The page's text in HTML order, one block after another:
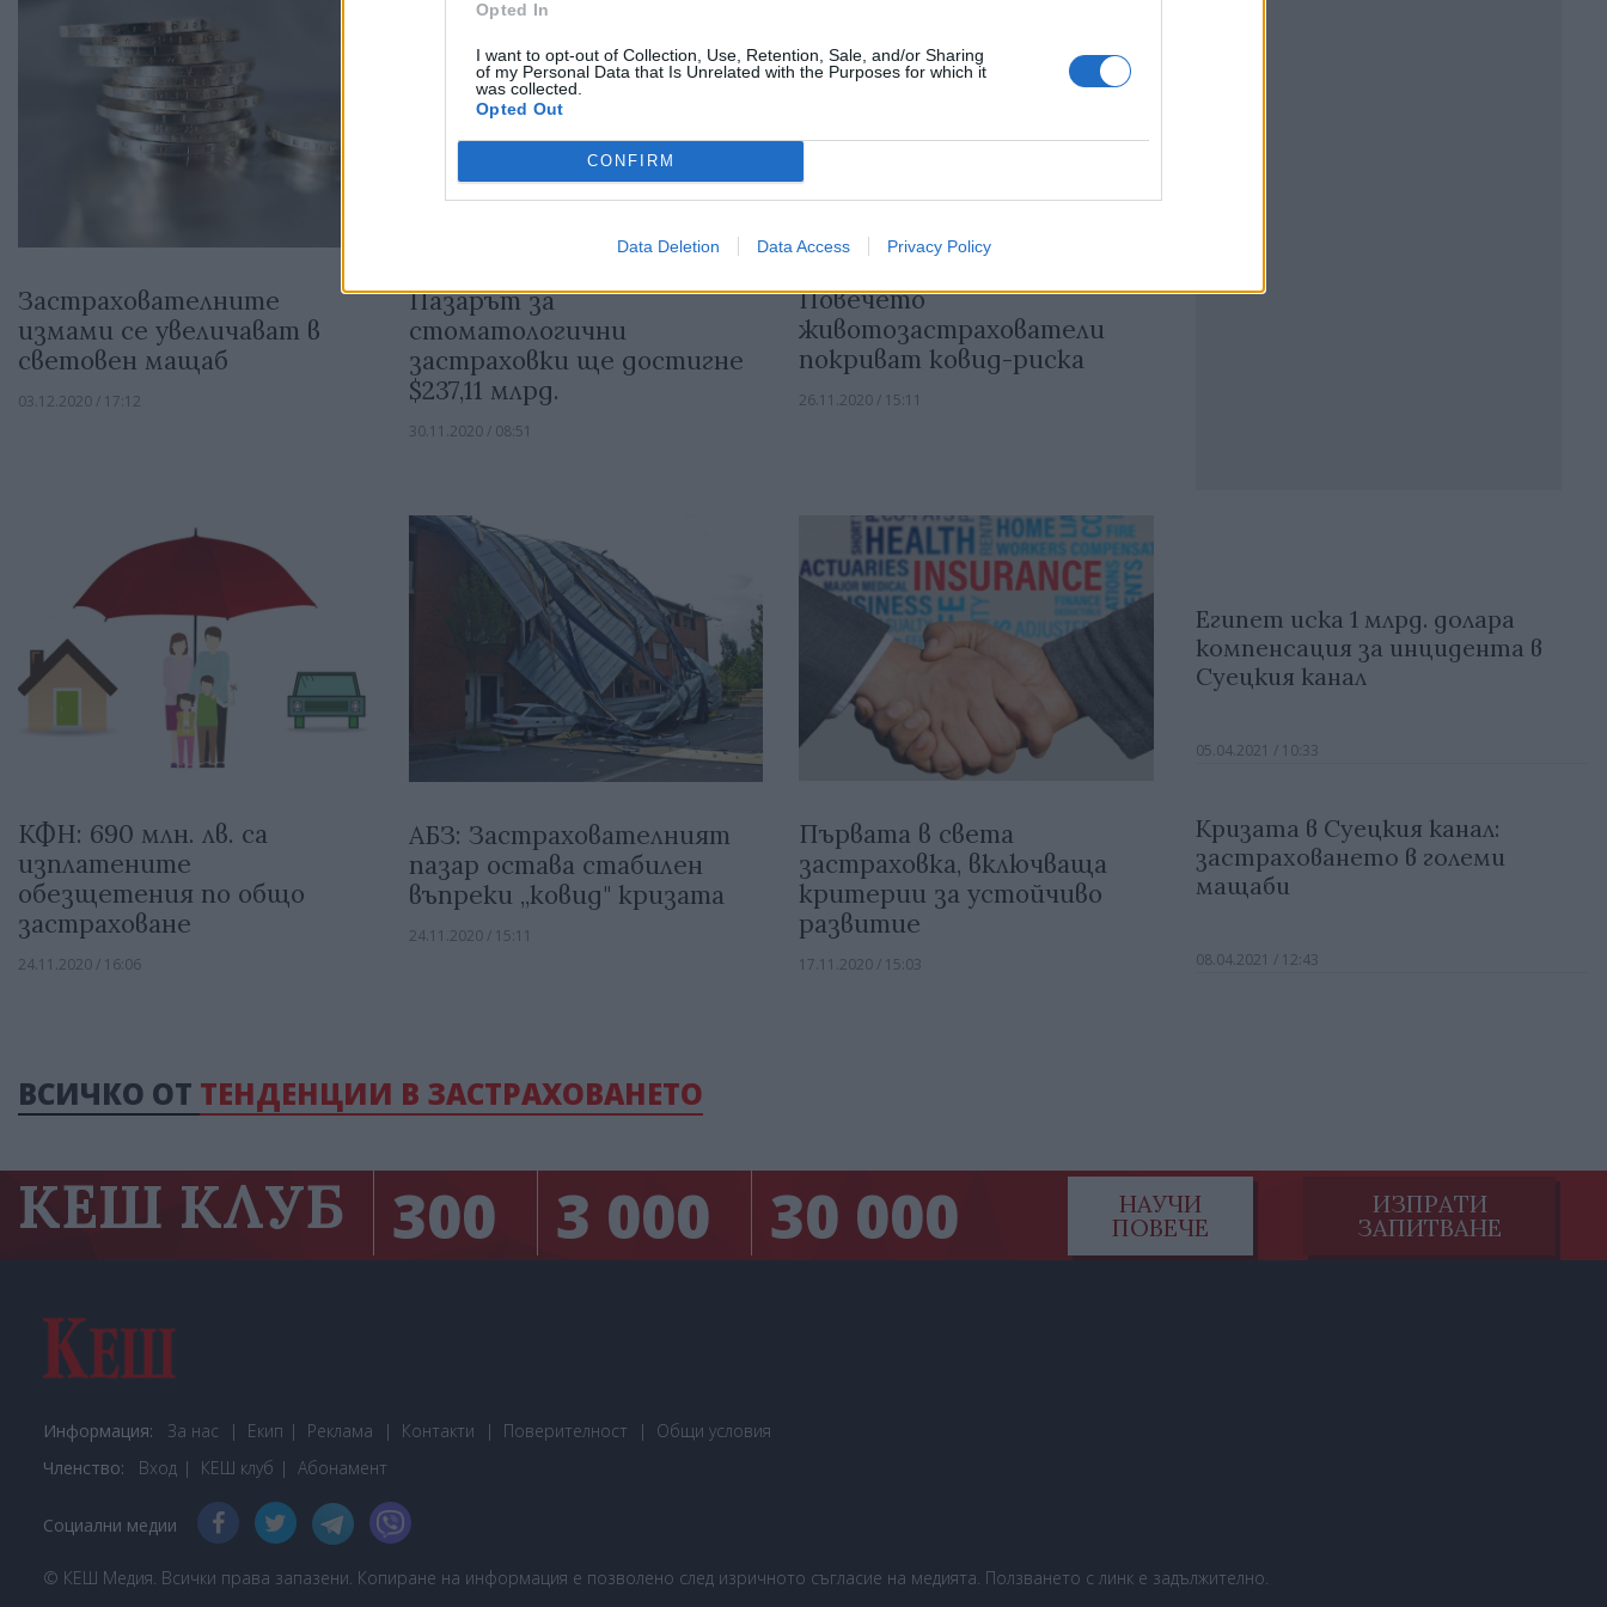
Opted In
I want to opt-out of Collection, Use, Retention, Sale, and/or Sharing
of my Personal Data that Is Unrelated with the Purposes for which it
was collected.
Opted Out
CONFIRM
Data Deletion Data Access Privacy Policy
Застрахователните
измами се увеличават в
световен мащаб
03.12.2020 / 17:12
Пазарът за
стоматологични
застраховки ще достигне
$237,11 млрд.
30.11.2020 / 08:51
Повечето
животозастрахователи
покриват ковид-риска
26.11.2020 / 15:11
КФН: 690 млн. лв. са
изплатените
обезщетения по общо
застраховане
24.11.2020 / 16:06
АБЗ: Застрахователният
пазар остава стабилен
въпреки „ковид" кризата
24.11.2020 / 15:11
Първата в света
застраховка, включваща
критерии за устойчиво
развитие
17.11.2020 / 15:03
ВСИЧКО ОТ ТЕНДЕНЦИИ В ЗАСТРАХОВАНЕТО
Египет иска 1 млрд. долара
компенсация за инцидента в
Суецкия канал
05.04.2021 / 10:33
Кризата в Суецкия канал:
застраховането в големи
мащаби
08.04.2021 / 12:43
КЕШ КЛУБ 300 3 000 30 000
НАУЧИ
ПОВЕЧЕ
ИЗПРАТИ
ЗАПИТВАНЕ
Информация: За нас Екип Реклама Контакти Поверителност
Общи условия
Членство:
Вход КЕШ клуб Абонамент
Социални медии
© КЕШ Медия. Всички права запазени. Копиране на информация е позволено след изричното съгласие на медията. Ползването с линк е задължително.